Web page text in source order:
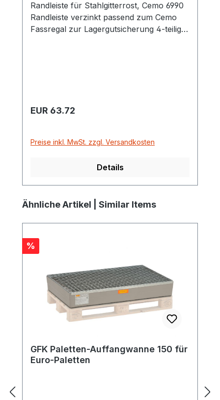
Randleiste für Stahlgitterrost, Cemo 6990
Randleiste verzinkt passend zum Cemo
Fassregal zur Lagergutsicherung 4-teilig,
Regulärer Preis:
EUR 63.72
Preise inkl. MwSt. zzgl. Versandkosten
Details
Produktgalerie überspringen
Ähnliche Artikel | Similar Items
Rabatt
%
GFK Paletten-Auffangwanne 150 für
Euro-Paletten